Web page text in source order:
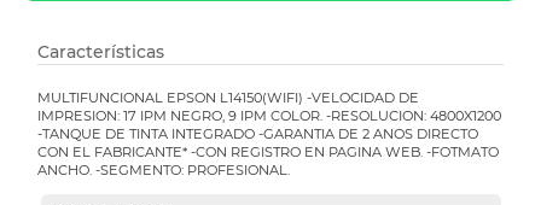
Características
MULTIFUNCIONAL EPSON L14150(WIFI) -VELOCIDAD DE
IMPRESION: 17 IPM NEGRO, 9 IPM COLOR. -RESOLUCION: 4800X1200
-TANQUE DE TINTA INTEGRADO -GARANTIA DE 2 ANOS DIRECTO
CON EL FABRICANTE* -CON REGISTRO EN PAGINA WEB. -FOTMATO
ANCHO. -SEGMENTO: PROFESIONAL.